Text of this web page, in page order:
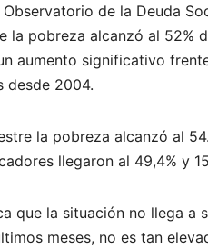
de la Deuda
la pobreza alcanzó al 52%
aumento significativo
desde 2004.
la pobreza alcanzó al
llegaron al 49,4% y
que la situación no llega a
meses, no es tan